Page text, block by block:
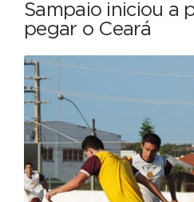
Sampaio iniciou a
pegar o Ceará